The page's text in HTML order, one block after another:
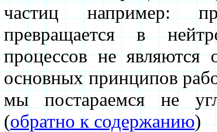
частиц например:
превращается в
процессов не являются
основных принципов
мы постараемся не
(обратно к содержанию)